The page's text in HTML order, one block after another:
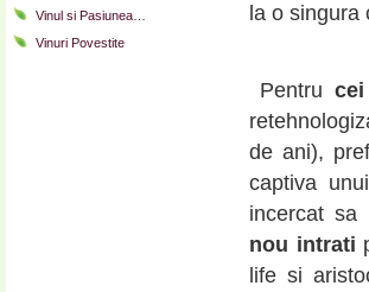
Vinul si Pasiunea…
Vinuri Povestite
la o singura
Pentru
de ani),
captiva
incercat sa
nou intrati
life si